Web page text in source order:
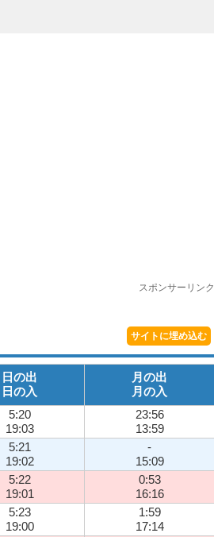
スポンサーリンク
サイトに埋め込む
日の出
日の入
月の出
月の入
5:20
19:03
23:56
13:59
5:21
19:02
-
15:09
5:22
19:01
0:53
16:16
5:23
19:00
1:59
17:14